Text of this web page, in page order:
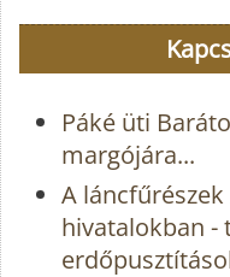
Páké üti
margójára...
A
hivatalokban -